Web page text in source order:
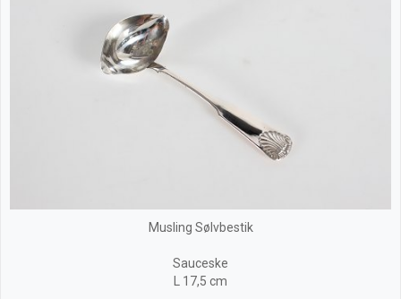
Musling Sølvbestik
Sauceske
L 17,5 cm